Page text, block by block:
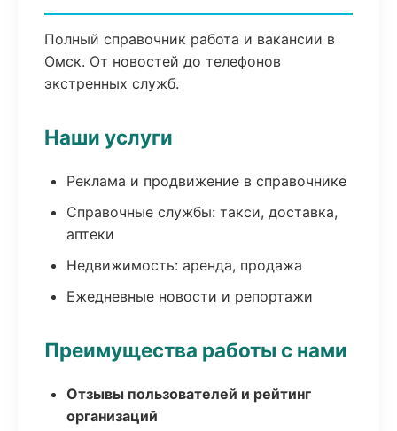
Полный справочник работа и вакансии в
Омск. От новостей до телефонов
экстренных служб.
Наши услуги
Реклама и продвижение в справочнике
Справочные службы: такси, доставка,
аптеки
Недвижимость: аренда, продажа
Ежедневные новости и репортажи
Преимущества работы с нами
Отзывы пользователей и рейтинг
организаций